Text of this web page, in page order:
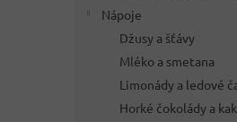
Nápoje
Džusy a šťávy
Mléko a smetana
Limonády a ledové
Horké čokolády a